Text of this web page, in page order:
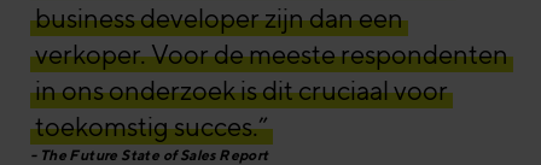
business developer zijn dan een
verkoper. Voor de meeste respondenten
in ons onderzoek is dit cruciaal voor
toekomstig succes.”
The Future State of Sales Report